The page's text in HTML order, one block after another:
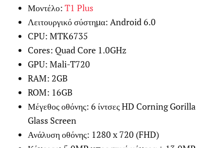
Μοντέλο: T1 Plus
Λειτουργικό σύστημα: Android 6.0
CPU: MTK6735
Cores: Quad Core 1.0GHz
GPU: Mali-T720
RAM: 2GB
ROM: 16GB
Μέγεθος οθόνης: 6 ίντσες HD Corning Gorilla
Glass Screen
Ανάλυση οθόνης: 1280 x 720 (FHD)